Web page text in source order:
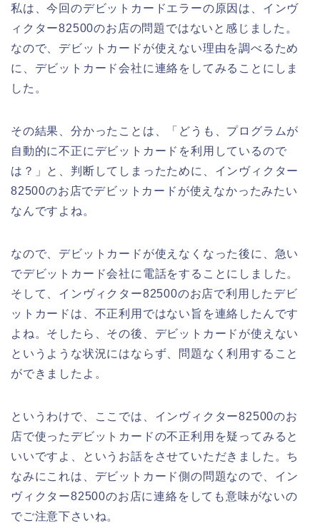
私は、今回のデビットカードエラーの原因は、インヴ
ィクター82500のお店の問題ではないと感じました。
なので、デビットカードが使えない理由を調べるため
に、デビットカード会社に連絡をしてみることにしま
した。
その結果、分かったことは、「どうも、プログラムが
自動的に不正にデビットカードを利用しているので
は？」と、判断してしまったために、インヴィクター
82500のお店でデビットカードが使えなかったみたい
なんですよね。
なので、デビットカードが使えなくなった後に、急い
でデビットカード会社に電話をすることにしました。
そして、インヴィクター82500のお店で利用したデビ
ットカードは、不正利用ではない旨を連絡したんです
よね。そしたら、その後、デビットカードが使えない
というような状況にはならず、問題なく利用すること
ができましたよ。
というわけで、ここでは、インヴィクター82500のお
店で使ったデビットカードの不正利用を疑ってみると
いいですよ、というお話をさせていただきました。ち
なみにこれは、デビットカード側の問題なので、イン
ヴィクター82500のお店に連絡をしても意味がないの
でご注意下さいね。